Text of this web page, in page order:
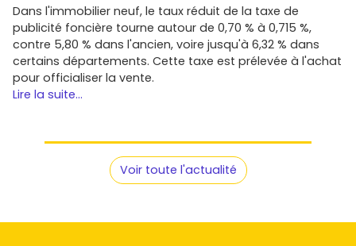
Dans l'immobilier neuf, le taux réduit de la taxe de
publicité foncière tourne autour de 0,70 % à 0,715 %,
contre 5,80 % dans l'ancien, voire jusqu'à 6,32 % dans
certains départements. Cette taxe est prélevée à l'achat
pour officialiser la vente.
Lire la suite...
Voir toute l'actualité